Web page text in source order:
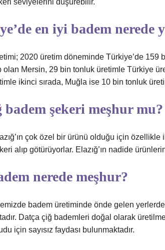
seviyelerini düşürebilir.
en iyi badem nerede
2020 üretim döneminde Türkiye’de
olan Mersin, 29 bin tonluk üretimle Türkiye
ikinci sırada, Muğla ise 10 bin tonluk
badem şekeri meşhur mu?
çok özel bir ürünü olduğu için
alıp götürüyorlar. Elazığ’ın nadide
nerede meşhur?
badem üretiminde önde gelen
Datça çiğ bademleri doğal olarak
için sayısız faydası bulunmaktadır.